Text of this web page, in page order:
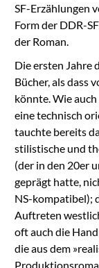
SF-Erzählungen
Form der DDR-
der Roman.
Die ersten Jahre
Bücher, als dass
könnte. Wie
eine technisch
tauchte bereits
stilistische und
(der in den 20er
geprägt hatte,
NS-kompatibel);
Auftreten
oft auch die
die aus dem